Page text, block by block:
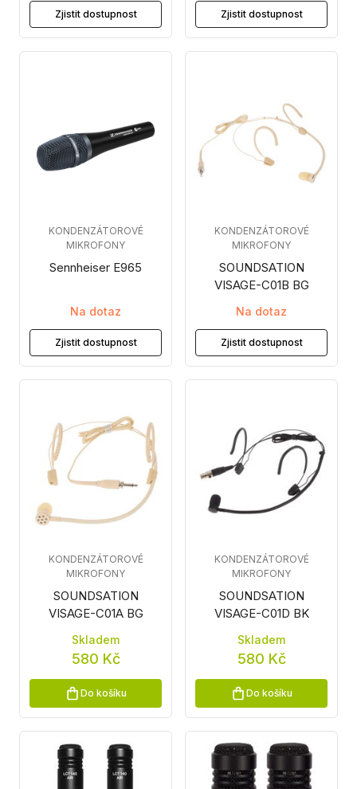
Zjistit dostupnost Zjistit dostupnost
Sennheiser E965
KONDENZÁTOROVÉ
MIKROFONY
Na dotaz
Zjistit dostupnost
SOUNDSATION
VISAGE-C01B BG
KONDENZÁTOROVÉ
MIKROFONY
Na dotaz
Zjistit dostupnost
SOUNDSATION
VISAGE-C01A BG
KONDENZÁTOROVÉ
MIKROFONY
Skladem
580 Kč
Do košíku
SOUNDSATION
VISAGE-C01D BK
KONDENZÁTOROVÉ
MIKROFONY
Skladem
580 Kč
Do košíku